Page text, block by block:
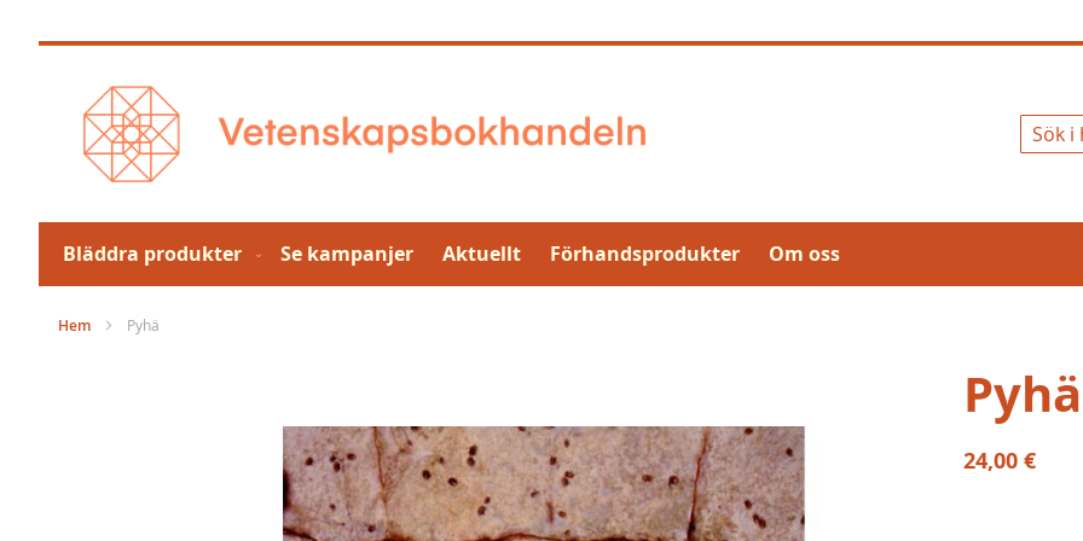
till
Bläddra produkter Se kampanjer Aktuellt Förhandsprodukter Om oss
Hem Pyhä
Pyhä
24,00 €